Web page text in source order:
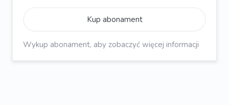
Kup abonament
Wykup abonament, aby zobaczyć więcej informacji